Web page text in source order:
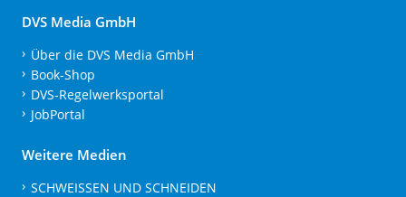
DVS Media GmbH
Über die DVS Media GmbH
Book-Shop
DVS-Regelwerksportal
JobPortal
Weitere Medien
SCHWEISSEN UND SCHNEIDEN